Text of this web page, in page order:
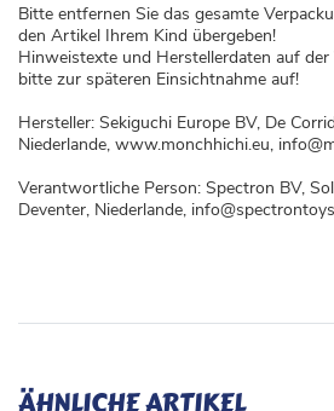
Bitte entfernen Sie das gesamte
den Artikel Ihrem Kind übergeben!
Hinweistexte und Herstellerdaten auf der
bitte zur späteren Einsichtnahme auf!
Hersteller: Sekiguchi Europe BV, De
Niederlande, www.monchhichi.eu,
Verantwortliche Person: Spectron BV,
Deventer, Niederlande,
ÄHNLICHE ARTIKEL